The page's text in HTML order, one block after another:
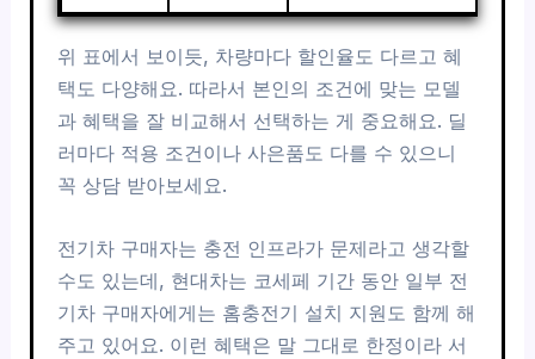
위 표에서 보이듯, 차량마다 할인율도 다르고 혜
택도 다양해요. 따라서 본인의 조건에 맞는 모델
과 혜택을 잘 비교해서 선택하는 게 중요해요. 딜
러마다 적용 조건이나 사은품도 다를 수 있으니
꼭 상담 받아보세요.
전기차 구매자는 충전 인프라가 문제라고 생각할
수도 있는데, 현대차는 코세페 기간 동안 일부 전
기차 구매자에게는 홈충전기 설치 지원도 함께 해
주고 있어요. 이런 혜택은 말 그대로 한정이라 서